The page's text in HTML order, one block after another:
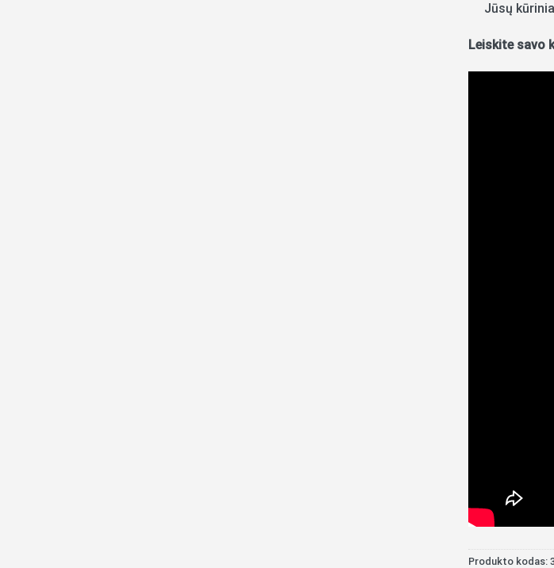
Jūsų
Leiskite savo
Produkto kodas: